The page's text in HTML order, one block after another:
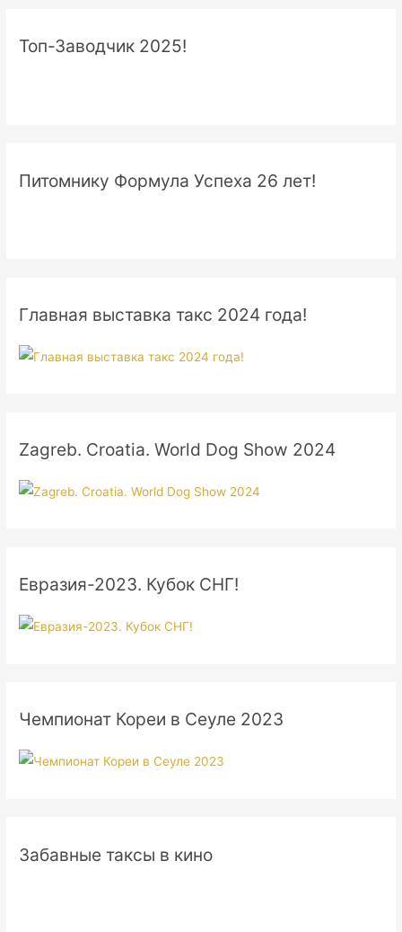
Топ-Заводчик 2025!
Питомнику Формула Успеха 26 лет!
Главная выставка такс 2024 года!
Zagreb. Croatia. World Dog Show 2024
Евразия-2023. Кубок СНГ!
Чемпионат Кореи в Сеуле 2023
Забавные таксы в кино